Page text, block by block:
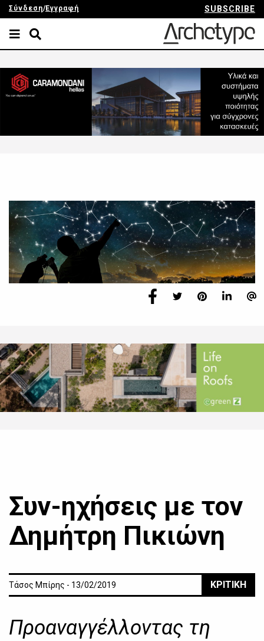
Σύνδεση/Εγγραφή SUBSCRIBE
Συν-ηχήσεις με τον
Δημήτρη Πικιώνη
Τάσος Μπίρης - 13/02/2019 ΚΡΙΤΙΚΗ
Προαναγγέλλοντας τη